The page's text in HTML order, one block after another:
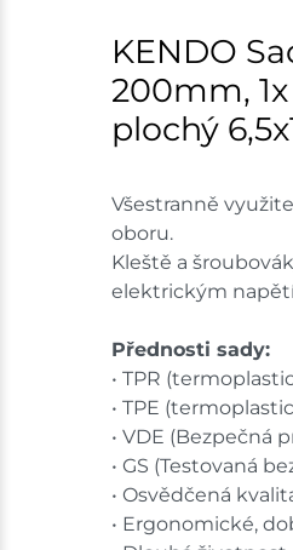
KENDO
200mm,
plochý
Všestranně
oboru.
Kleště a
elektrickým
Přednosti sady:
• TPR
• TPE
• VDE (Bezpečná
• GS (Testovaná
• Osvědčená
• Ergonomické,